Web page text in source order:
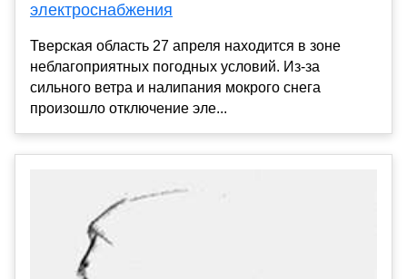
электроснабжения
Тверская область 27 апреля находится в зоне
неблагоприятных погодных условий. Из-за
сильного ветра и налипания мокрого снега
произошло отключение эле...